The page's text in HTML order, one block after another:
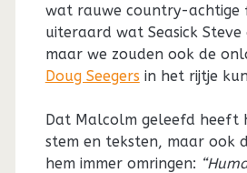
wat rauwe country-achtige
uiteraard wat Seasick Steve
maar we zouden ook de
Doug Seegers in het rijtje
Dat Malcolm geleefd heeft
stem en teksten, maar ook
hem immer omringen: